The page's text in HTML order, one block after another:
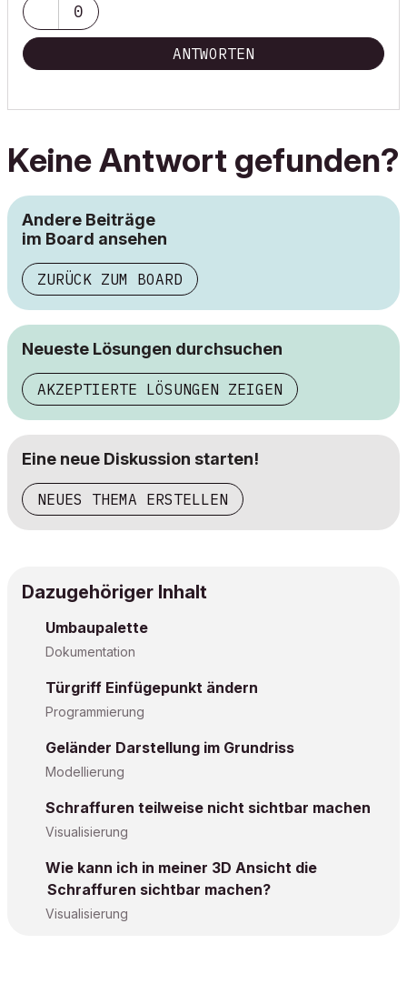
0
ANTWORTEN
Keine Antwort gefunden?
Andere Beiträge
im Board ansehen
ZURÜCK ZUM BOARD
Neueste Lösungen durchsuchen
AKZEPTIERTE LÖSUNGEN ZEIGEN
Eine neue Diskussion starten!
NEUES THEMA ERSTELLEN
Dazugehöriger Inhalt
Umbaupalette
Dokumentation
Türgriff Einfügepunkt ändern
Programmierung
Geländer Darstellung im Grundriss
Modellierung
Schraffuren teilweise nicht sichtbar machen
Visualisierung
Wie kann ich in meiner 3D Ansicht die
Schraffuren sichtbar machen?
Visualisierung